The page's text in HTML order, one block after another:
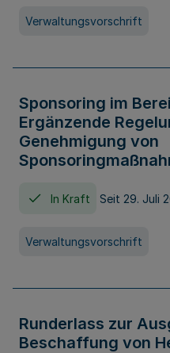
Verwaltungsvorschrift
Sponsoring im
Ergänzende
Genehmigung von
In Kraft Seit 29. Juli
Verwaltungsvorschrift
Runderlass zur
Beschaffung von